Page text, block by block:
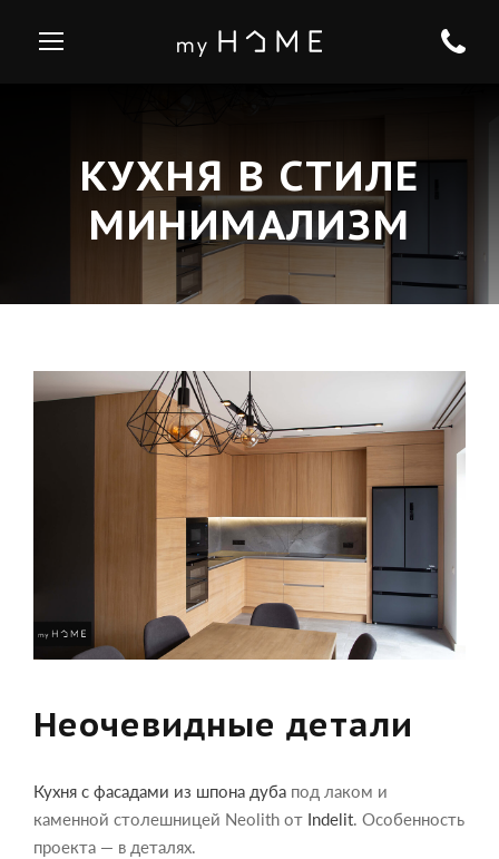
КУХНЯ В СТИЛЕ
МИНИМАЛИЗМ
Неочевидные детали
Кухня с фасадами из шпона дуба под лаком и
каменной столешницей Neolith от Indelit. Особенность
проекта — в деталях.